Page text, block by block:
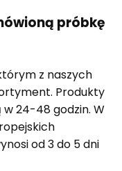
próbkę
z naszych
Produkty
24-48 godzin. W
od 3 do 5 dni